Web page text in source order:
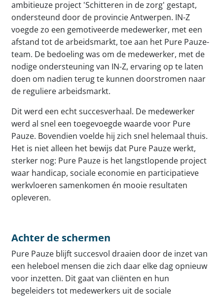
ambitieuze project 'Schitteren in de zorg' gestapt,
ondersteund door de provincie Antwerpen. IN-Z
voegde zo een gemotiveerde medewerker, met een
afstand tot de arbeidsmarkt, toe aan het Pure Pauze-
team. De bedoeling was om de medewerker, met de
nodige ondersteuning van IN-Z, ervaring op te laten
doen om nadien terug te kunnen doorstromen naar
de reguliere arbeidsmarkt.
Dit werd een echt succesverhaal. De medewerker
werd al snel een toegevoegde waarde voor Pure
Pauze. Bovendien voelde hij zich snel helemaal thuis.
Het is niet alleen het bewijs dat Pure Pauze werkt,
sterker nog: Pure Pauze is het langstlopende project
waar handicap, sociale economie en participatieve
werkvloeren samenkomen én mooie resultaten
opleveren.
Achter de schermen
Pure Pauze blijft succesvol draaien door de inzet van
een heleboel mensen die zich daar elke dag opnieuw
voor inzetten. Dit gaat van cliënten en hun
begeleiders tot medewerkers uit de sociale